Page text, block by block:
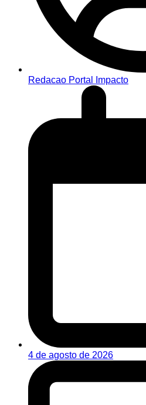
Redacao Portal Impacto
4 de agosto de 2026